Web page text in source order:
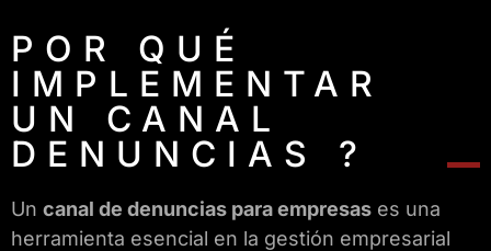
POR QUÉ
IMPLEMENTAR
UN CANAL
DENUNCIAS ?
Un canal de denuncias para empresas es una
herramienta esencial en la gestión empresarial